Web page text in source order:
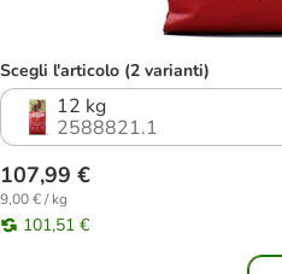
Scegli l'articolo (2 varianti)
12 kg
2588821.1
107,99 €
9,00 € / kg
101,51 €